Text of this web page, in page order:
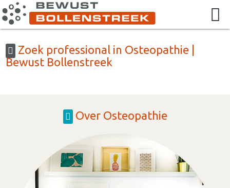
Zoek professional in Osteopathie |
Bewust Bollenstreek
Over Osteopathie